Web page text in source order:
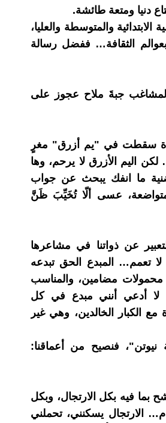
دنيا ومتعة طائشة.
والمتوسطة والعليا،
الثقافة… ففضل رسالة
جبةَ ملاح عجوز على
سقطت في "يم أزرق" مغرٍ
اليم الأزرق لا يرحم، وها
ما انفك يبحث عن جواب
عسى ألّا تُخَيِّبَ ظَنَّ
عن ذواتنا في مشاعرها
لا تعمم… المبدع الحق تبدعه
محمولات مضامين، والمناسب
لا أدعي أنني مبدع في كل
الكبار الخالدين، وهي غير
فنصيح من أعماقنا:
بما فيه بكل الارتجال، وبكل
الارتجال يسكنني، تحملني